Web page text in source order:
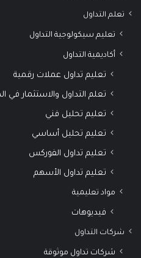
تعلم التداول
تعليم سيكولوجية التداول
أكاديمية التداول
تعليم تداول عملات رقمية
تعلم التداول والاستثمار في
تعليم تحليل فني
تعليم تحليل أساسي
تعليم تداول الفوركس
تعليم تداول الأسهم
مواد تعليمية
فيديوهات
شركات التداول
شركات تداول موثوقة